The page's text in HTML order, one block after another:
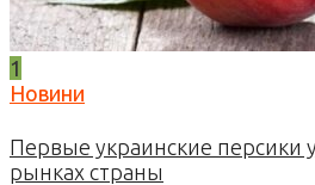
1
Новини
Первые украинские персики
рынках страны